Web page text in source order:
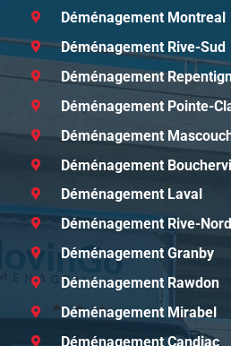
Déménagement Montreal
Déménagement Rive-Sud
Déménagement
Déménagement Pointe-
Déménagement
Déménagement
Déménagement Laval
Déménagement Rive-Nord
Déménagement Granby
Déménagement Rawdon
Déménagement Mirabel
Déménagement Candiac